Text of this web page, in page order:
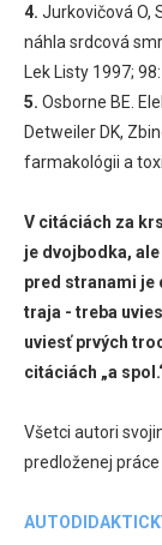
4. Jurkovičová O,
náhla srdcová
Lek Listy 1997;
5. Osborne BE.
Detweiler DK,
farmakológii a
V citáciách za
je dvojbodka,
pred stranami je
traja - treba
uviesť prvých
citáciách „a
Všetci autori
predloženej